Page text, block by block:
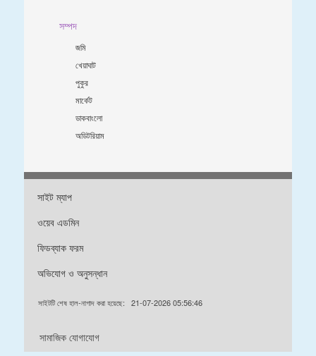
সম্পদ
জমি
খেয়াঘাট
পুকুর
মার্কেট
ডাকবাংলো
অডিটরিয়াম
সাইট ম্যাপ
ওয়েব এডমিন
ফিডব্যাক ফরম
অভিযোগ ও অনুসন্ধান
সাইটটি শেষ হাল-নাগাদ করা হয়েছে: 21-07-2026 05:56:46
সামাজিক যোগাযোগ